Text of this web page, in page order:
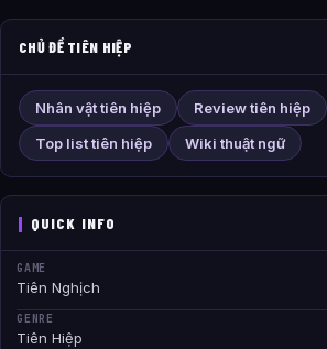
CHỦ ĐỀ TIÊN HIỆP
Nhân vật tiên hiệp Review tiên hiệp
Top list tiên hiệp
Wiki thuật ngữ
QUICK INFO
GAME
Tiên Nghịch
GENRE
Tiên Hiệp